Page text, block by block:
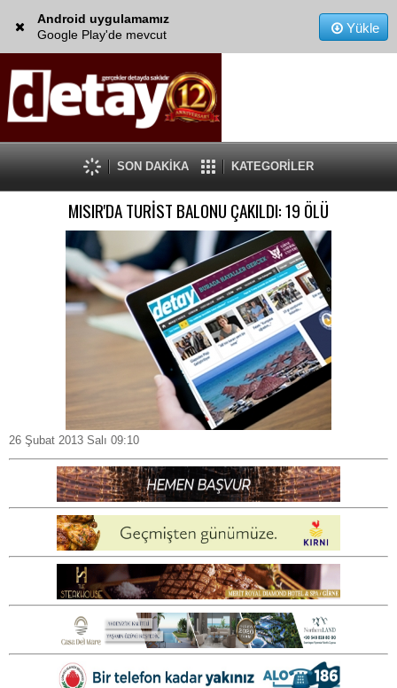
Android uygulamamız
Google Play'de mevcut
Yükle
SON DAKİKA KATEGORİLER
MISIR'DA TURİST BALONU ÇAKILDI: 19 ÖLÜ
26 Şubat 2013 Salı 09:10